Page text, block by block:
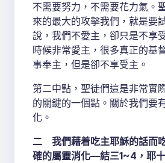
不需要努力，不需要花力氣。
來的最大的攻擊我們，就是要
說，我們不愛主，卻只是不享
時候非常愛主，很多真正的基
事奉主，但是卻不享受主。
第二中點，聖徒們這是非常實
的關鍵的一個點。關於我們要
化。
二 我們藉着吃主耶穌的話而
確的屬靈消化—結三1~4，耶